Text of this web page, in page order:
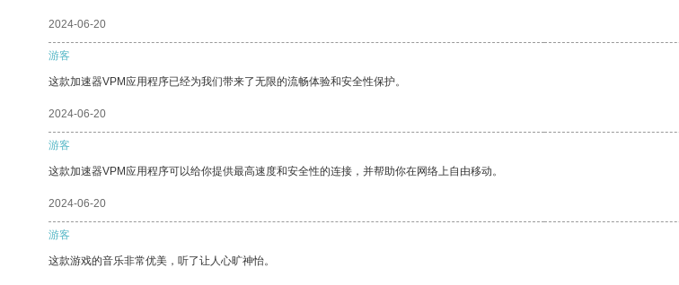
2024-06-20
游客
这款加速器VPM应用程序已经为我们带来了无限的流畅体验和安全性保护。
2024-06-20
游客
这款加速器VPM应用程序可以给你提供最高速度和安全性的连接，并帮助你在网络上自由移动。
2024-06-20
游客
这款游戏的音乐非常优美，听了让人心旷神怡。